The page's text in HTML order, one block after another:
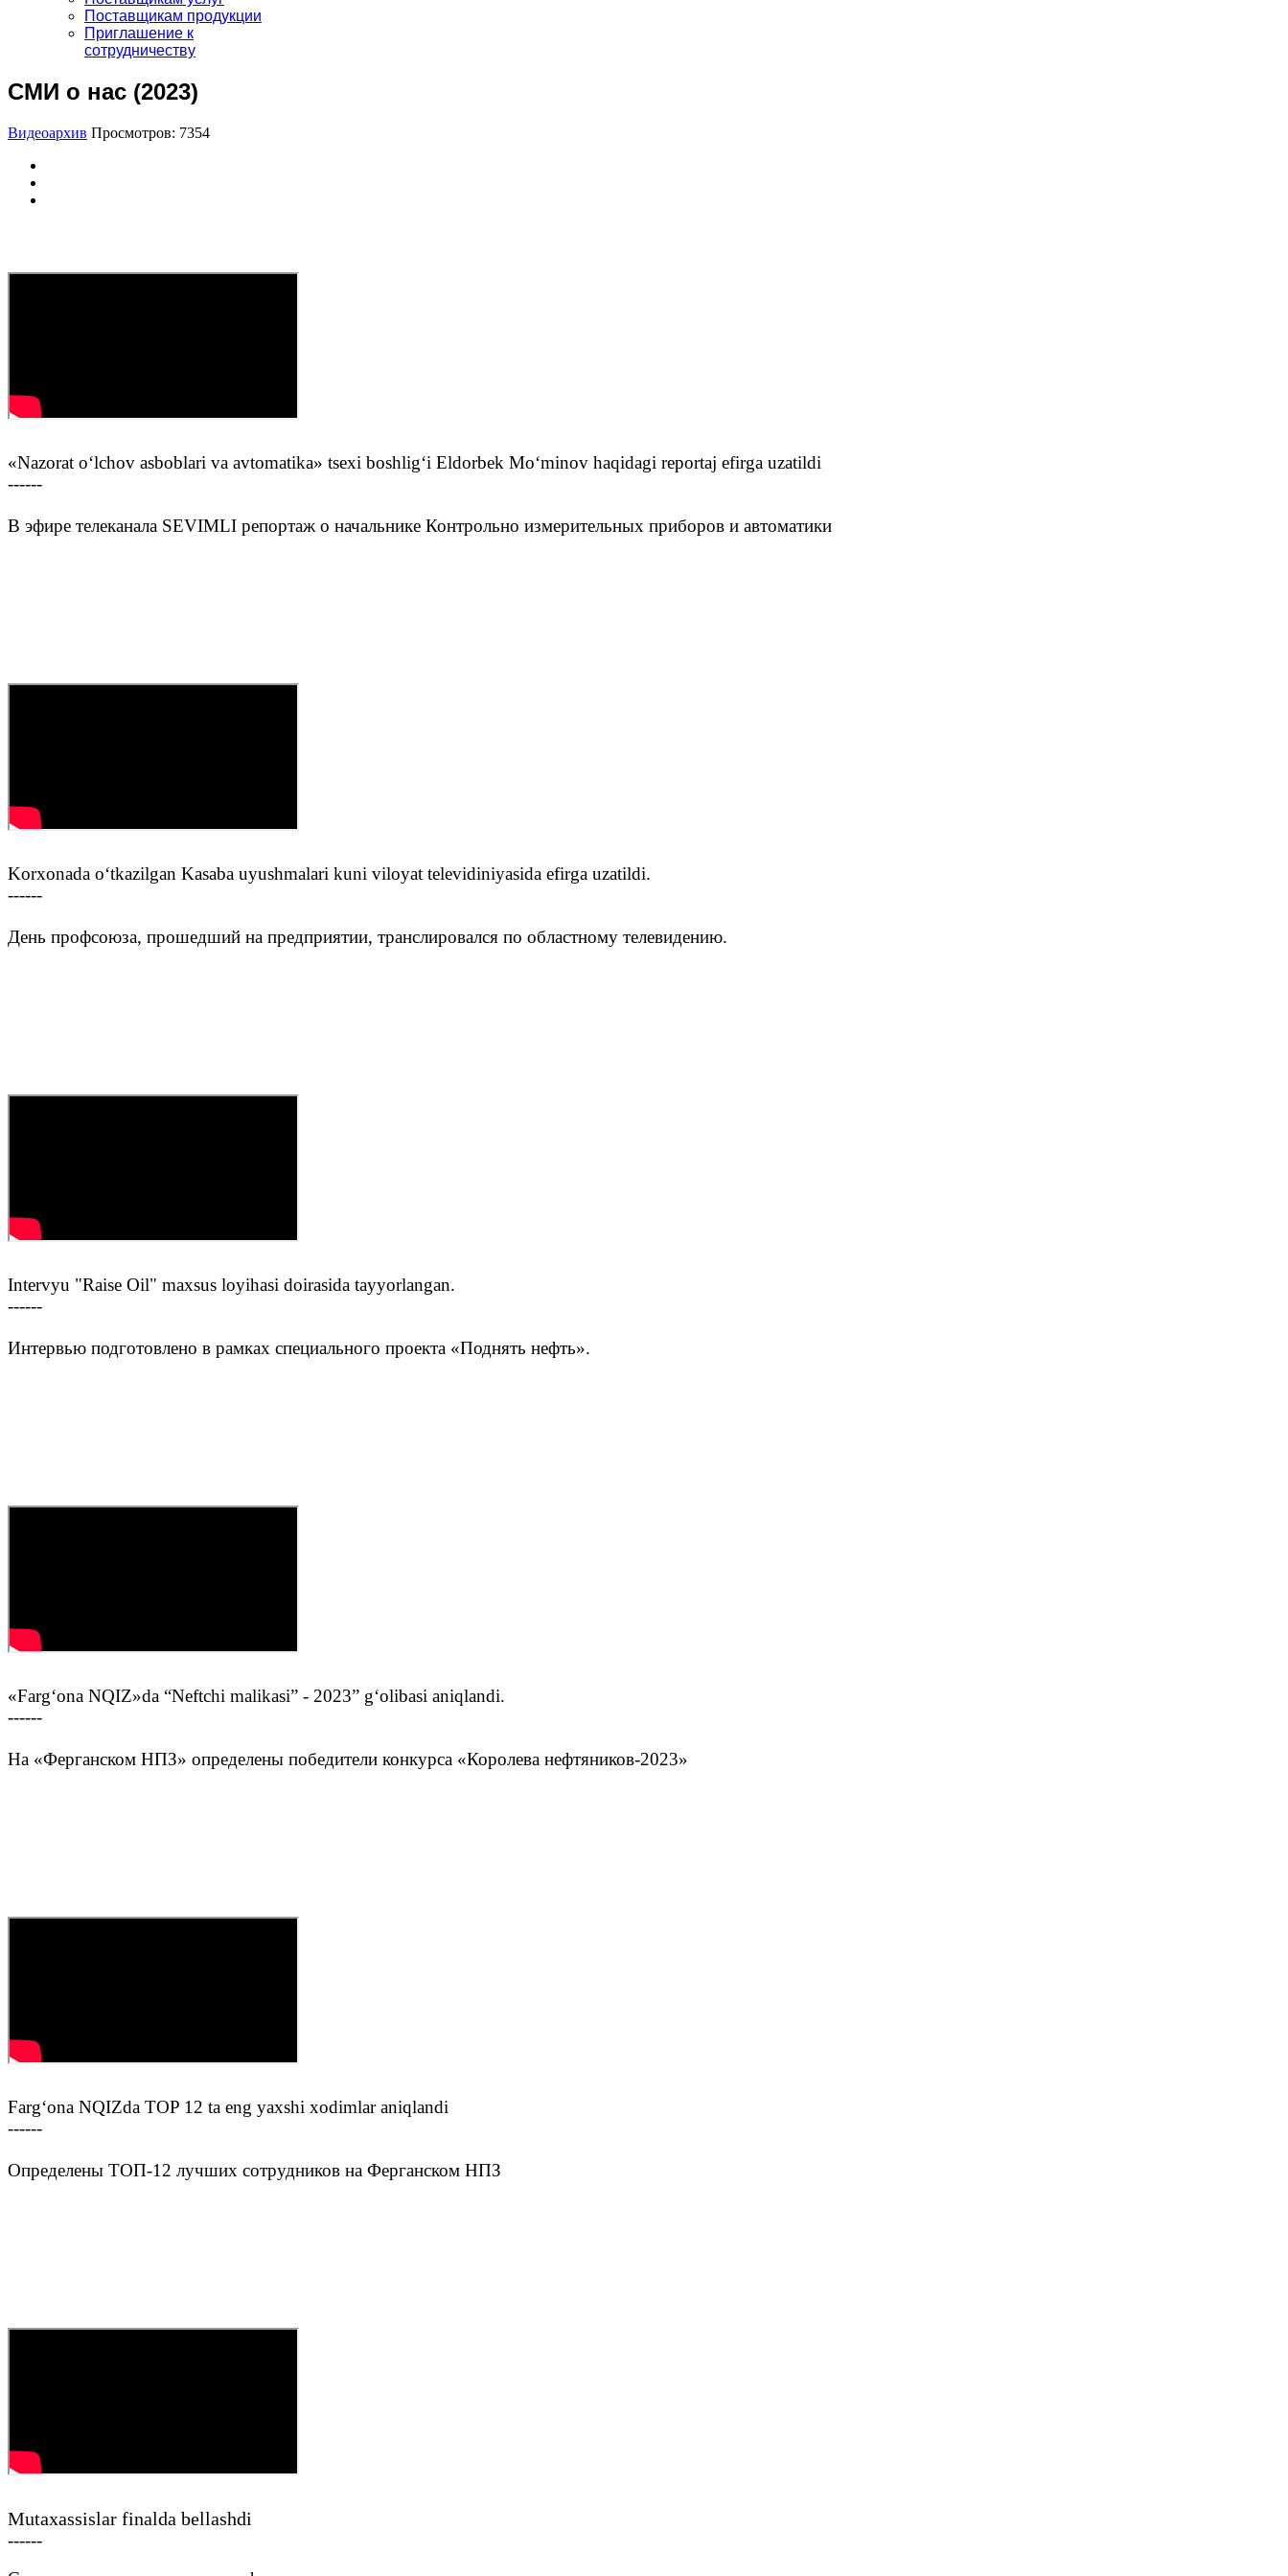
Поставщикам продукции
Приглашение к
сотрудничеству
СМИ о нас (2023)
Видеоархив Просмотров: 7354
«Nazorat o‘lchov asboblari va avtomatika» tsexi boshlig‘i Eldorbek Mo‘minov haqidagi reportaj efirga uzatildi
------
В эфире телеканала SEVIMLI репортаж о начальнике Контрольно измерительных приборов и автоматики
Korxonada o‘tkazilgan Kasaba uyushmalari kuni viloyat televidiniyasida efirga uzatildi.‌‌
------
День профсоюза, прошедший на предприятии, транслировался по областному телевидению.‌‌
Intervyu "Raise Oil" maxsus loyihasi doirasida tayyorlangan.
------
Интервью подготовлено в рамках специального проекта «Поднять нефть».
«Farg‘ona NQIZ»da “Neftchi malikasi” - 2023” g‘olibasi aniqlandi.
------
На «Ферганском НПЗ» определены победители конкурса «Королева нефтяников-2023»
Farg‘ona NQIZda TOP 12 ta eng yaxshi xodimlar aniqlandi
------
Определены ТОП-12 лучших сотрудников на Ферганском НПЗ
Mutaxassislar finalda bellashdi
------